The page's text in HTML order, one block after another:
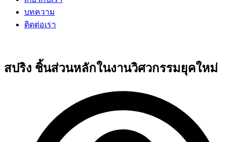
บทความ
ติดต่อเรา
สปริง ชิ้นส่วนหลักในงานวิศวกรรมยุคใหม่